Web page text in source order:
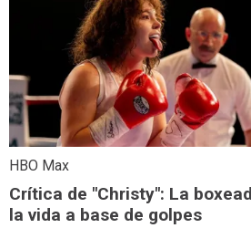
HBO Max
Crítica de "Christy": La
la vida a base de golpes